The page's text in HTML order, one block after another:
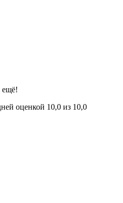
ещё!
оценкой 10,0 из 10,0